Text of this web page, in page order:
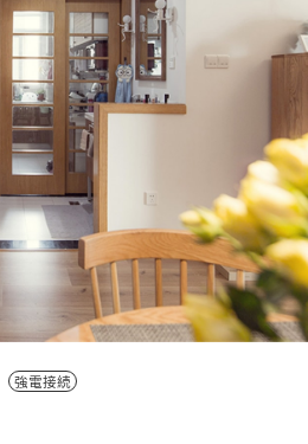
強電接続